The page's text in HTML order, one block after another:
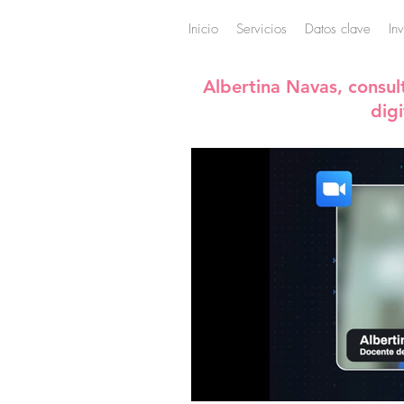
Inicio Servicios Datos clave
Albertina Navas,